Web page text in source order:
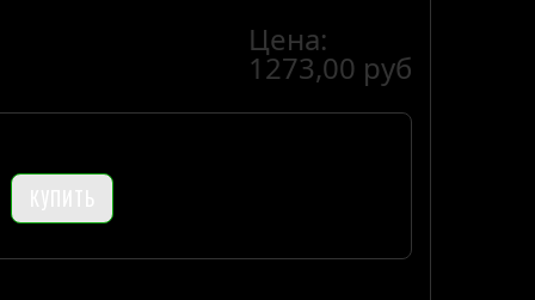
Цена:
1273,00 руб